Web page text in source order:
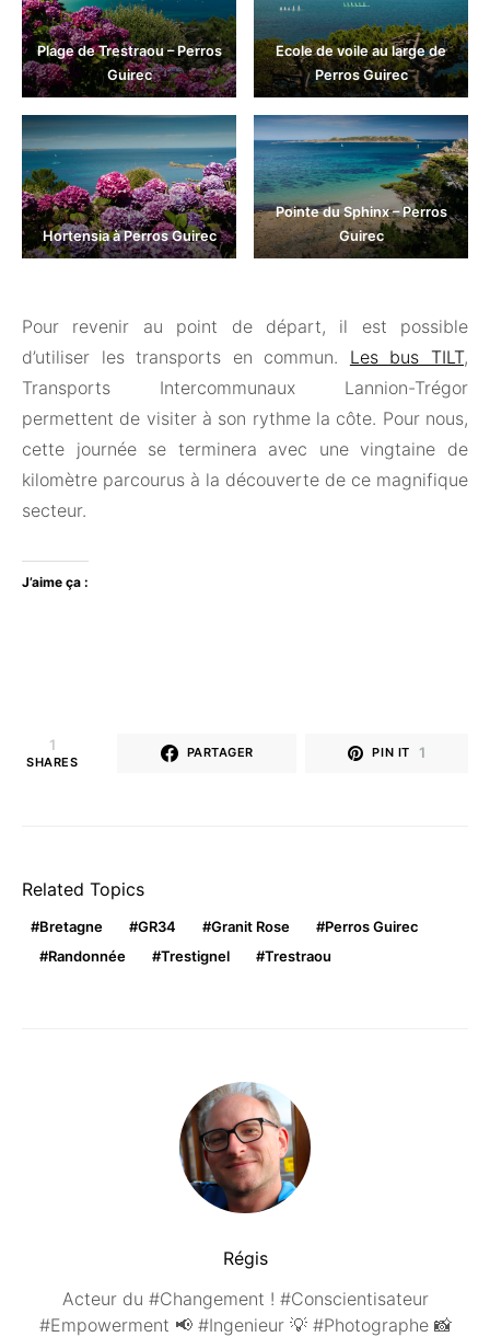
Plage de Trestraou – Perros
Guirec
Ecole de voile au large de
Perros Guirec
Hortensia à Perros Guirec
Pointe du Sphinx – Perros
Guirec
Pour revenir au point de départ, il est possible
d’utiliser les transports en commun. Les bus TILT,
Transports Intercommunaux Lannion-Trégor
permettent de visiter à son rythme la côte. Pour nous,
cette journée se terminera avec une vingtaine de
kilomètre parcourus à la découverte de ce magnifique
secteur.
J’aime ça :
1
SHARES
PARTAGER PIN IT 1
Related Topics
Bretagne GR34 Granit Rose
Perros Guirec
Randonnée
Trestignel Trestraou
Régis
Acteur du #Changement ! #Conscientisateur
#Empowerment 📢 #Ingenieur 💡 #Photographe 📸